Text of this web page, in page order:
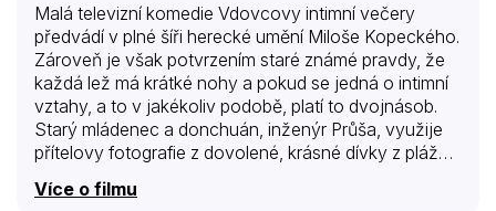
Malá televizní komedie Vdovcovy intimní večery
předvádí v plné šíři herecké umění Miloše Kopeckého.
Zároveň je však potvrzením staré známé pravdy, že
každá lež má krátké nohy a pokud se jedná o intimní
vztahy, a to v jakékoliv podobě, platí to dvojnásob.
Starý mládenec a donchuán, inženýr Průša, využije
přítelovy fotografie z dovolené, krásné dívky z pláže,
stav, který dojímá a zpřístupňuje lákané ženy.
Více o filmu